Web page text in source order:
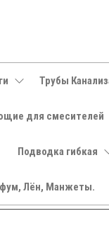
Трубы
для смесителей
Подводка гибкая
Лён, Манжеты.